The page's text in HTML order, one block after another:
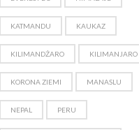
KATMANDU KAUKAZ
KILIMANDŻARO KILIMANJARO
KORONA ZIEMI MANASLU
NEPAL PERU